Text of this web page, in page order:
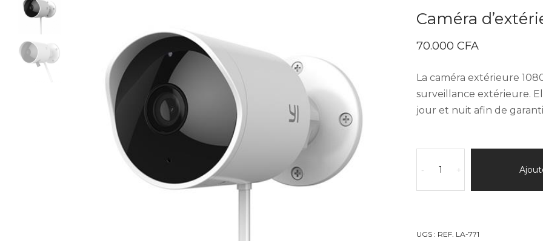
Caméra
70.000 CFA
La caméra extérieure
surveillance extérieure.
jour et nuit afin de
-
de
+
UGS : REF. LA-771